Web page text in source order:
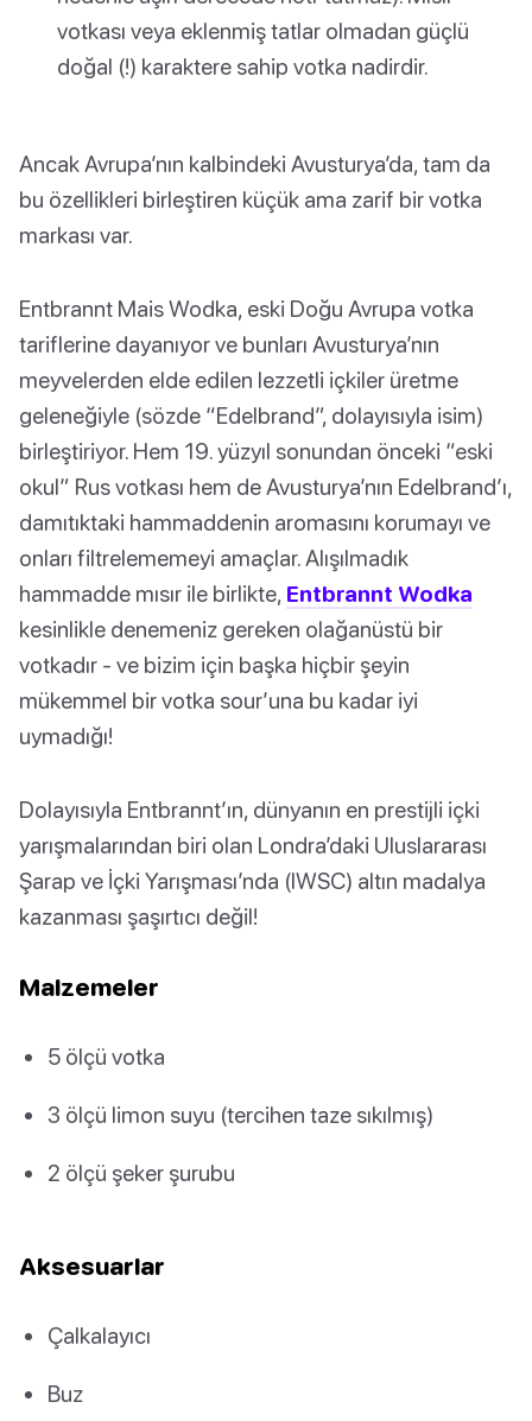
votkası veya eklenmiş tatlar olmadan güçlü
doğal (!) karaktere sahip votka nadirdir.
Ancak Avrupa’nın kalbindeki Avusturya’da, tam da
bu özellikleri birleştiren küçük ama zarif bir votka
markası var.
Entbrannt Mais Wodka, eski Doğu Avrupa votka
tariflerine dayanıyor ve bunları Avusturya’nın
meyvelerden elde edilen lezzetli içkiler üretme
geleneğiyle (sözde “Edelbrand”, dolayısıyla isim)
birleştiriyor. Hem 19. yüzyıl sonundan önceki “eski
okul” Rus votkası hem de Avusturya’nın Edelbrand’ı,
damıtıktaki hammaddenin aromasını korumayı ve
onları filtrelememeyi amaçlar. Alışılmadık
hammadde mısır ile birlikte, Entbrannt Wodka
kesinlikle denemeniz gereken olağanüstü bir
votkadır - ve bizim için başka hiçbir şeyin
mükemmel bir votka sour’una bu kadar iyi
uymadığı!
Dolayısıyla Entbrannt’ın, dünyanın en prestijli içki
yarışmalarından biri olan Londra’daki Uluslararası
Şarap ve İçki Yarışması’nda (IWSC) altın madalya
kazanması şaşırtıcı değil!
Malzemeler
5 ölçü votka
3 ölçü limon suyu (tercihen taze sıkılmış)
2 ölçü şeker şurubu
Aksesuarlar
Çalkalayıcı
Buz